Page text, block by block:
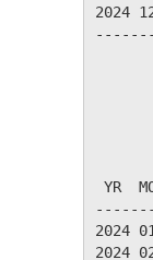
2024
YR
2024
2024